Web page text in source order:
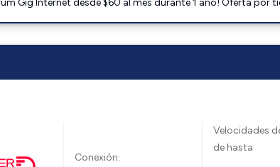
Gig Internet desde $60 al mes durante 1 año! Oferta por
Conexión:
Velocidades
de hasta